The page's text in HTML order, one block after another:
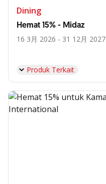
Dining
Hemat 15% - Midaz
16 3月 2026 - 31 12月 2027
Produk Terkait